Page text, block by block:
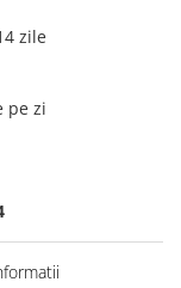
zile
pe zi